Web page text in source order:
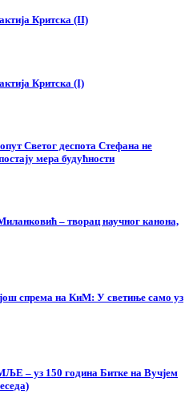
Критска (II)
Критска (I)
Светог деспота Стефана не
мера будућности
– творац научног канона,
спрема на КиМ: У светиње само уз
– уз 150 година Битке на Вучјем